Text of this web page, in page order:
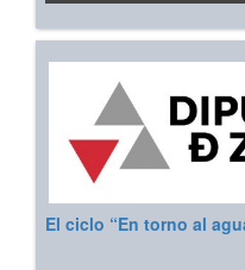
El ciclo “En torno al